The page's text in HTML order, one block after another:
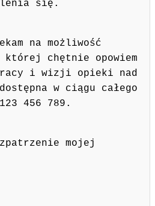
się.
na możliwość
której chętnie opowiem
i wizji opieki nad
w ciągu całego
456 789.
mojej